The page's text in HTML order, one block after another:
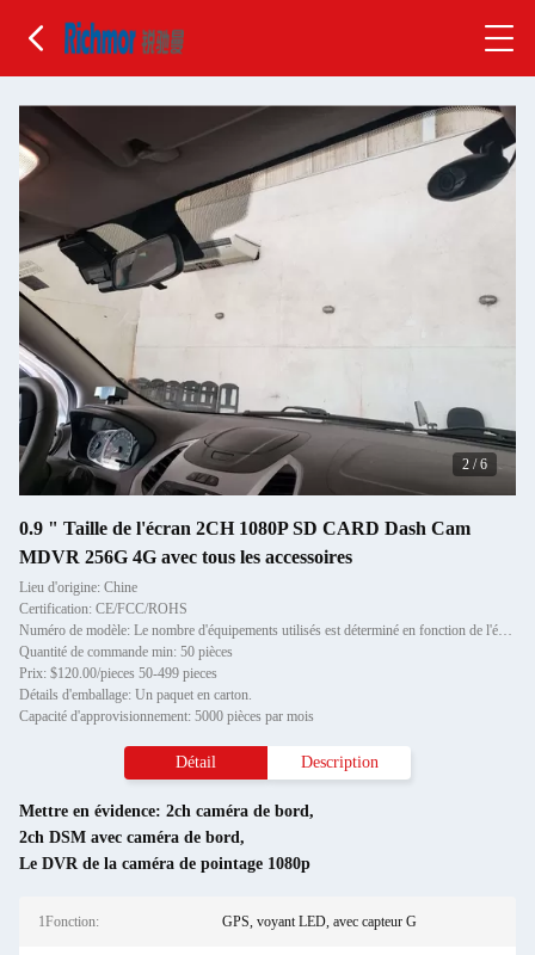
2 /6
0.9 " Taille de l'écran 2CH 1080P SD CARD Dash Cam
MDVR 256G 4G avec tous les accessoires
Lieu d'origine: Chine
Certification: CE/FCC/ROHS
Numéro de modèle: Le nombre d'équipements utilisés est déterminé en fonction de l'échantillon.
Quantité de commande min: 50 pièces
Prix: $120.00/pieces 50-499 pieces
Détails d'emballage: Un paquet en carton.
Capacité d'approvisionnement: 5000 pièces par mois
Détail Description
Mettre en évidence: 2ch caméra de bord,
2ch DSM avec caméra de bord,
Le DVR de la caméra de pointage 1080p
1Fonction: GPS, voyant LED, avec capteur G